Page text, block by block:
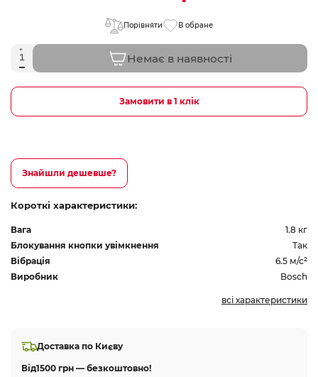
Порівняти В обране
Немає в наявності
Замовити в 1 клік
Знайшли дешевше?
Короткі характеристики:
Вага
1.8 кг
Блокування кнопки увімкнення
Так
Вібрація
6.5 м/с²
Виробник
Bosch
всі характеристики
Доставка по Києву
Від1500 грн — безкоштовно!